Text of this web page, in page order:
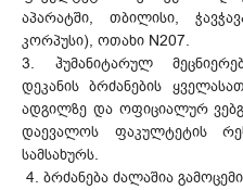
აპარატში, თბილისი,
კორპუსი), ოთახი N207.
3. ჰუმანიტარულ
დეკანის ბრძანების
ადგილზე და ოფიციალურ
დაევალოს ფაკულტეტის
სამსახურს.
4. ბრძანება ძალაშია